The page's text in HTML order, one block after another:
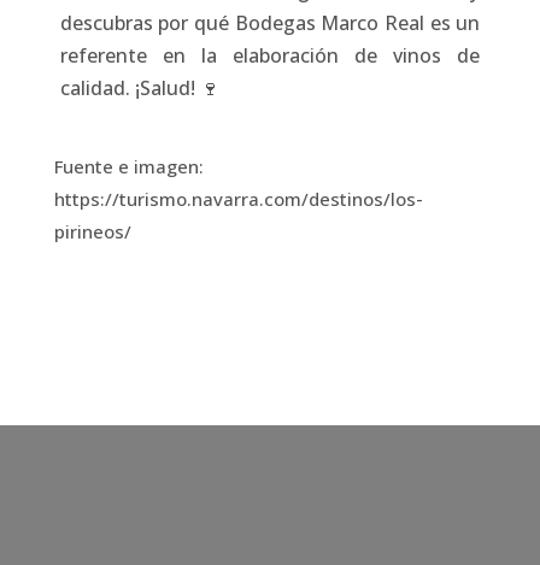
descubras por qué Bodegas Marco Real es un
referente en la elaboración de vinos de
calidad. ¡Salud! 🍷
Fuente e imagen:
https://turismo.navarra.com/destinos/los-
pirineos/